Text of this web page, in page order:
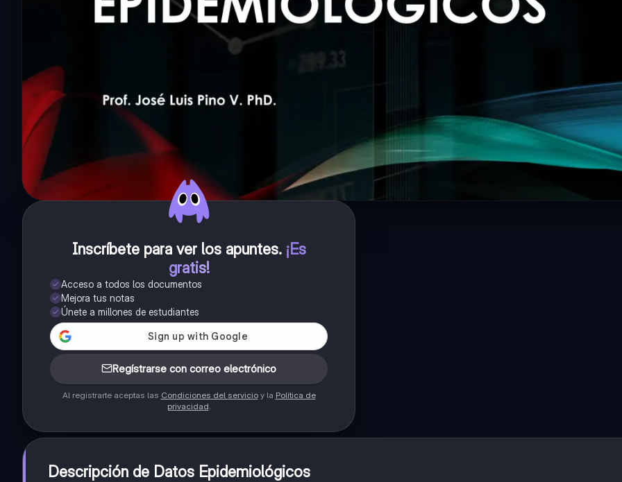
Inscríbete para ver los apuntes. ¡Es
gratis!
Acceso a todos los documentos
Mejora tus notas
Únete a millones de estudiantes
Regístrarse con correo electrónico
Al registrarte aceptas las Condiciones del servicioy la Política de
privacidad.
Descripción de Datos Epidemiológicos